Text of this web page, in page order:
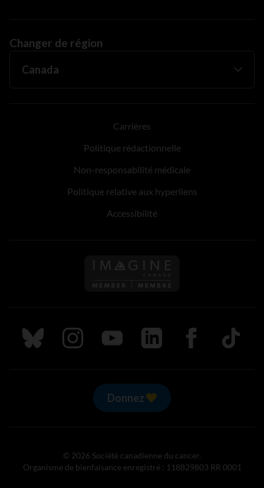
Changer de région
Carrières
Politique rédactionnelle
Non-responsabilité médicale
Politique relative aux hyperliens
Accessibilité
Suivez nous sur Bluesky
Suivez nous sur Instagram
Suivez nous sur Youtube
Suivez nous sur LinkedIn
Suivez nous sur
TikTok
Donnez
© 2026 Société canadienne du cancer.
Organisme de bienfaisance enregistré : 118829803 RR 0001